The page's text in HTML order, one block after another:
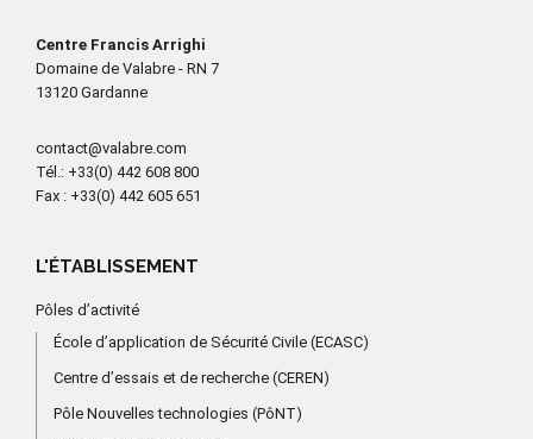
Centre Francis Arrighi
Domaine de Valabre - RN 7
13120 Gardanne
contact@valabre.com
Tél.: +33(0) 442 608 800
Fax : +33(0) 442 605 651
L'ÉTABLISSEMENT
Pôles d’activité
École d’application de Sécurité Civile (ECASC)
Centre d’essais et de recherche (CEREN)
Pôle Nouvelles technologies (PôNT)